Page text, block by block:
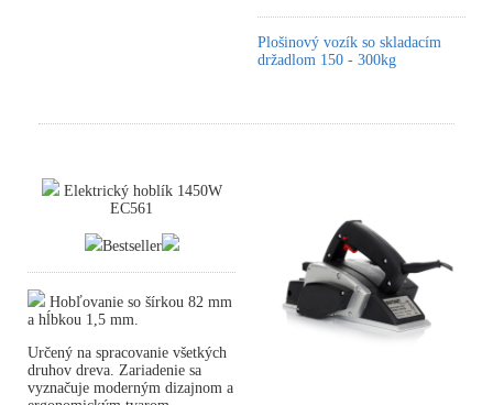
Plošinový vozík so skladacím
držadlom 150 - 300kg
Elektrický hoblík 1450W
EC561
Bestseller
Hobľovanie so šírkou 82 mm
a hĺbkou 1,5 mm.
Určený na spracovanie všetkých
druhov dreva. Zariadenie sa
vyznačuje moderným dizajnom a